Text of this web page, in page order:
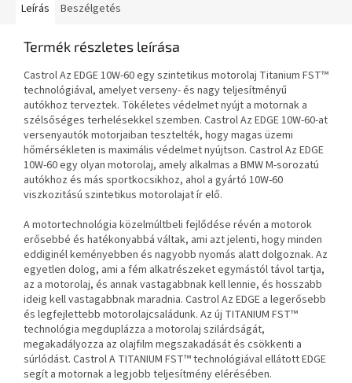
Leírás Beszélgetés
Termék részletes leírása
Castrol Az EDGE 10W-60 egy szintetikus motorolaj Titanium FST™
technológiával, amelyet verseny- és nagy teljesítményű
autókhoz terveztek. Tökéletes védelmet nyújt a motornak a
szélsőséges terhelésekkel szemben. Castrol Az EDGE 10W-60-at
versenyautók motorjaiban tesztelték, hogy magas üzemi
hőmérsékleten is maximális védelmet nyújtson. Castrol Az EDGE
10W-60 egy olyan motorolaj, amely alkalmas a BMW M-sorozatú
autókhoz és más sportkocsikhoz, ahol a gyártó 10W-60
viszkozitású szintetikus motorolajat ír elő.
A motortechnológia közelmúltbeli fejlődése révén a motorok
erősebbé és hatékonyabbá váltak, ami azt jelenti, hogy minden
eddiginél keményebben és nagyobb nyomás alatt dolgoznak. Az
egyetlen dolog, ami a fém alkatrészeket egymástól távol tartja,
az a motorolaj, és annak vastagabbnak kell lennie, és hosszabb
ideig kell vastagabbnak maradnia. Castrol Az EDGE a legerősebb
és legfejlettebb motorolajcsaládunk. Az új TITANIUM FST™
technológia megduplázza a motorolaj szilárdságát,
megakadályozza az olajfilm megszakadását és csökkenti a
súrlódást. Castrol A TITANIUM FST™ technológiával ellátott EDGE
segít a motornak a legjobb teljesítmény elérésében.